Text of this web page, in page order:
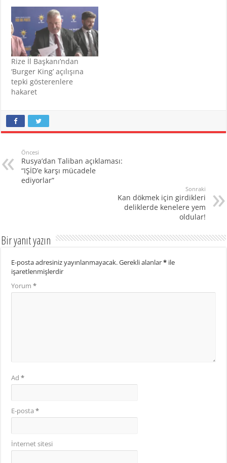
Rize İl Başkanı’ndan
‘Burger King’ açılışına
tepki gösterenlere
hakaret
Öncesi
Rusya’dan Taliban açıklaması:
“IŞİD’e karşı mücadele
ediyorlar”
Sonraki
Kan dökmek için girdikleri
deliklerde kenelere yem
oldular!
Bir yanıt yazın
E-posta adresiniz yayınlanmayacak.Gerekli alanlar* ile
işaretlenmişlerdir
Yorum*
Ad*
E-posta*
İnternet sitesi